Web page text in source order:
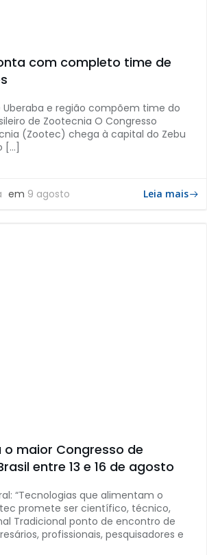
com completo time de
Uberaba e região compõem time do
de Zootecnia O Congresso
(Zootec) chega à capital do Zebu
[…]
em 9 agosto Leia mais
o maior Congresso de
entre 13 e 16 de agosto
“Tecnologias que alimentam o
promete ser científico, técnico,
Tradicional ponto de encontro de
profissionais, pesquisadores e